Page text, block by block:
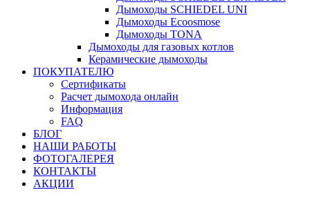
Дымоходы SCHIEDEL UNI
Дымоходы Ecoosmose
Дымоходы TONA
Дымоходы для газовых котлов
Керамические дымоходы
ПОКУПАТЕЛЮ
Сертификаты
Расчет дымохода онлайн
Информация
FAQ
БЛОГ
НАШИ РАБОТЫ
ФОТОГАЛЕРЕЯ
КОНТАКТЫ
АКЦИИ